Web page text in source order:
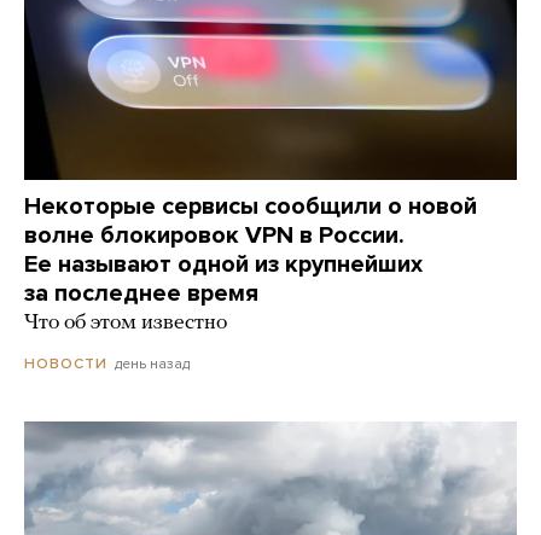
Некоторые сервисы сообщили о новой
волне блокировок VPN в России.
Ее называют одной из крупнейших
за последнее время
Что об этом известно
НОВОСТИ день назад